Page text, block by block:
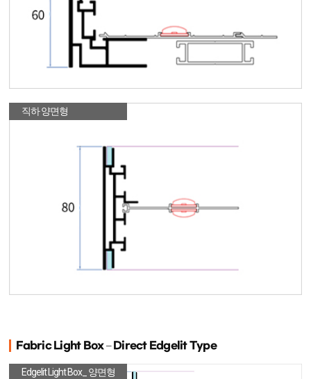
직하 양면형
Fabric Light Box – Direct Edgelit Type
Edgelit Light Box_ 양면형